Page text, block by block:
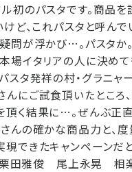
初のパスタです。商品を
けど、これパスタと呼ん
問が浮かび…。パスタか
場イタリアの人に決めて
スタ発祥の村・グラニャ
にご試食頂いたところ
頂く結果に…。ぜんぶ正
さんの確かな商品力と、
できたキャンペーンだ
栗田雅俊 尾上永晃 相